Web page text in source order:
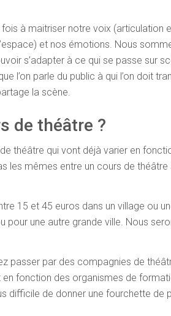
à maitriser notre voix (articulation
et nos émotions. Nous
s’adapter à ce qui se passe sur
l’on parle du public à qui l’on doit
la scène.
de théâtre ?
théâtre qui vont déjà varier en
les mêmes entre un cours de
15 et 45 euros dans un village ou
pour une autre grande ville. Nous
passer par des compagnies de
fonction des organismes de
difficile de donner une fourchette de